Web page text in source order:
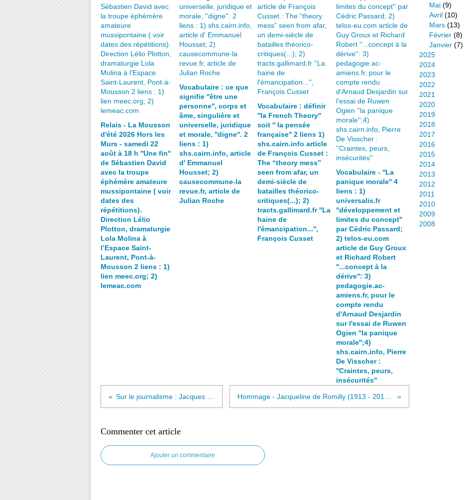
Relais - La Mousson
d'été 2026 Hors les
Murs - samedi 22
août à 18 h ''Une fin''
de Sébastien David
avec la troupe
éphémère amateure
mussipontaine ( voir
dates des
répétitions).
Direction Lélio
Plotton, dramaturgie
Lola Molina à
l’Espace Saint-
Laurent, Pont-à-
Mousson 2 liens : 1)
lien meec.org; 2)
lemeac.com
Vocabulaire : ce que
signifie ''être une
personne'', corps et
âme, singulière et
universelle, juridique
et morale, ''digne''. 2
liens : 1)
shs.cairn.info, article
d' Emmanuel
Housset; 2)
causecommune-la
revue.fr, article de
Julian Roche
Vocabulaire : définir
''la French Theory''
soit '' la pensée
française'' 2 liens 1)
shs.cairn.info article
de François Cusset :
The “theory mess”
seen from afar, un
demi-siècle de
batailles théorico-
critiques(...); 2)
tracts.gallimard.fr ''La
haine de
l'émancipation...'',
François Cusset
Vocabulaire - ''La
panique morale'' 4
liens : 1)
universalis.fr
''développement et
limites du concept''
par Cédric Passard;
2) telos-eu.com
article de Guy Groux
et Richard Robert
''...concept à la
dérive'': 3)
pedagogie.ac-
amiens.fr, pour le
compte rendu
d'Arnaud Desjardin
sur l'essai de Ruwen
Ogien ''la panique
morale'';4)
shs.cairn.info, Pierre
De Visscher :
''Craintes, peurs,
insécurités''
Commenter cet article
Ajouter un commentaire
Mai (9)
Avril (10)
Mars (13)
Février (8)
Janvier (7)
2025
2024
2023
2022
2021
2020
2019
2018
2017
2016
2015
2014
2013
2012
2011
2010
2009
2008